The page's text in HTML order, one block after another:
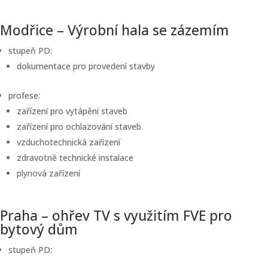
Modřice – Výrobní hala se zázemím
stupeň PD:
dokumentace pro provedení stavby
profese:
zařízení pro vytápění staveb
zařízení pro ochlazování staveb
vzduchotechnická zařízení
zdravotně technické instalace
plynová zařízení
Praha – ohřev TV s využitím FVE pro
bytový dům
stupeň PD: